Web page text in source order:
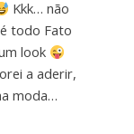
Kkk… não
todo Fato
look
a aderir,
moda…